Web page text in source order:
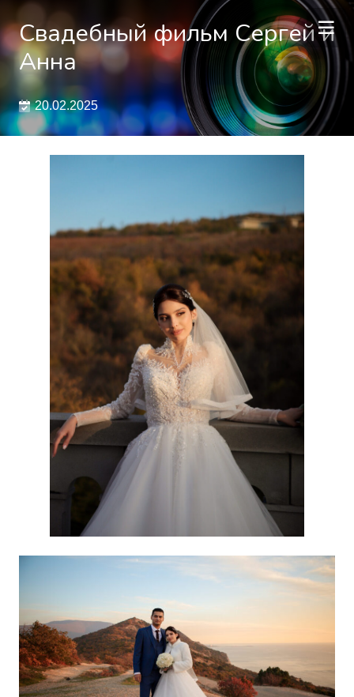
Свадебный фильм Сергей и
Анна
20.02.2025